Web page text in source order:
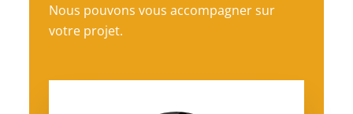
Nous pouvons vous accompagner sur
votre projet.